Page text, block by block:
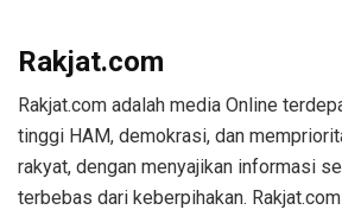
Rakjat.com
Rakjat.com adalah media Online
tinggi HAM, demokrasi, dan
rakyat, dengan menyajikan informasi
terbebas dari keberpihakan.